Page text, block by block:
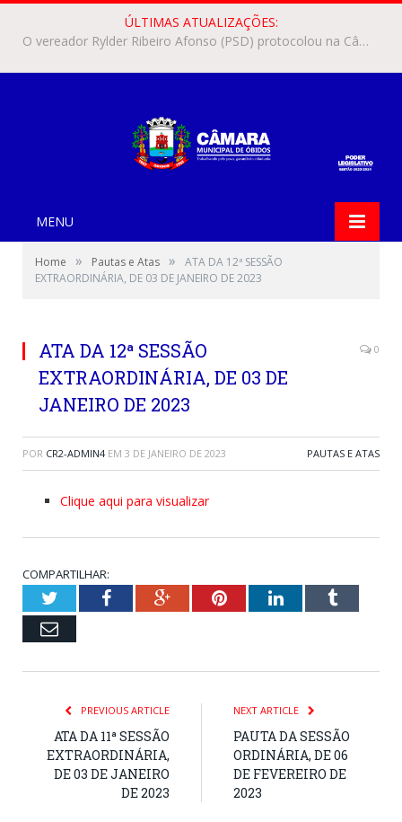
ÚLTIMAS ATUALIZAÇÕES:
O vereador Francisco Rosinaldo Guimarães Cardoso (Rosinaldo Cardoso) apresentou, na Câmara Municipal de Óbidos, o Requerimento nº 345/2026, solicitando o encaminhamento do Anteprojeto de Lei nº 10/2026 ao prefeito municipal, Jaime Barbosa da Silva.
MENU
Home » Pautas e Atas »
ATA DA 12ª SESSÃO
EXTRAORDINÁRIA, DE 03 DE JANEIRO DE 2023
ATA DA 12ª SESSÃO
EXTRAORDINÁRIA, DE 03 DE
JANEIRO DE 2023
0
POR CR2-ADMIN4 EM 3 DE JANEIRO DE 2023 PAUTAS E ATAS
Clique aqui para visualizar
COMPARTILHAR:
TwitterFacebookGoogle+PinterestLinkedInTumblr
Email
PREVIOUS ARTICLE
ATA DA 11ª SESSÃO
EXTRAORDINÁRIA,
DE 03 DE JANEIRO
DE 2023
NEXT ARTICLE
PAUTA DA SESSÃO
ORDINÁRIA, DE 06
DE FEVEREIRO DE
2023